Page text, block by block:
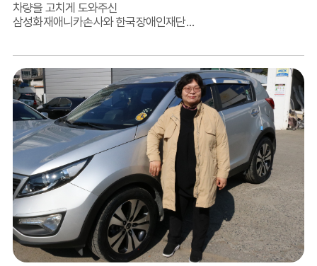
차량을 고치게 도와주신
삼성화재애니카손사와 한국장애인재단에